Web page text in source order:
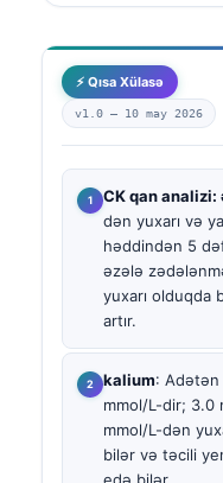
⚡ Qısa Xülasə
v1.0 — 10 may 2026
CK qan
dən yuxarı və
həddindən 5
əzələ
yuxarı olduqda
artır.
kalium:
mmol/L-dir; 3.0
mmol/L-dən
bilər və təcili